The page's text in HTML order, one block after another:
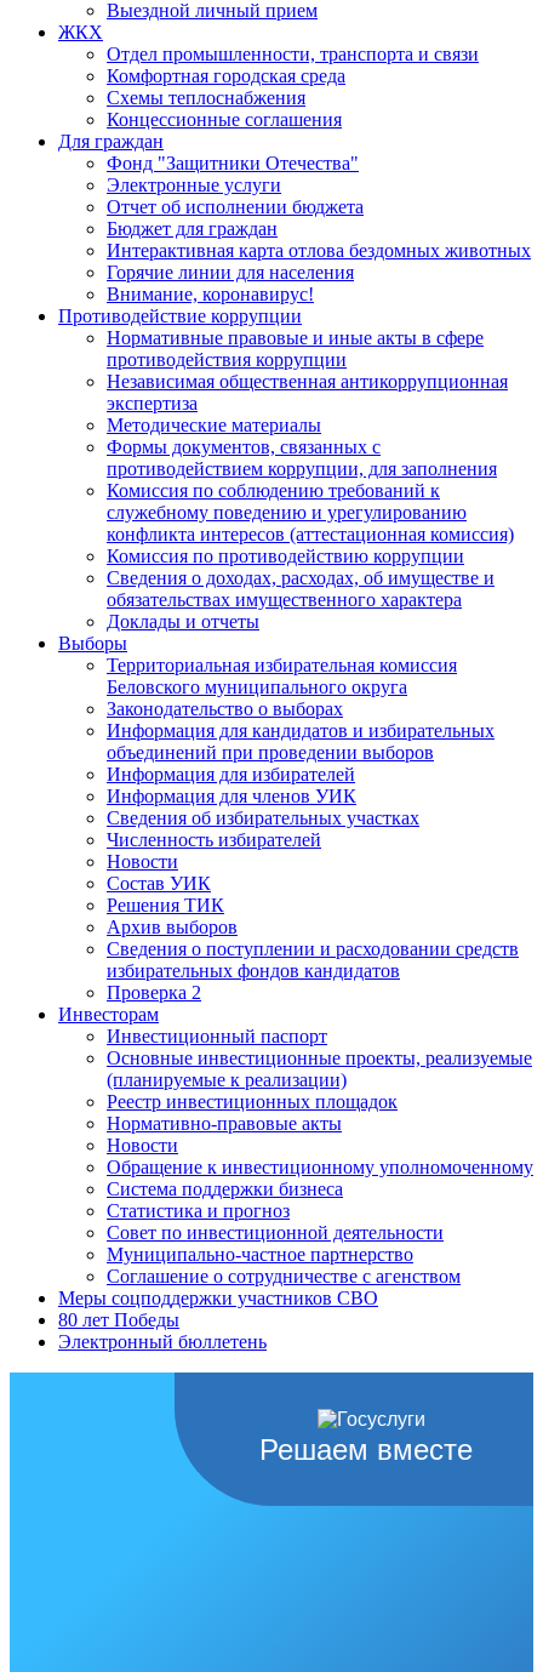
Выездной личный прием
ЖКХ
Отдел промышленности, транспорта и связи
Комфортная городская среда
Схемы теплоснабжения
Концессионные соглашения
Для граждан
Фонд "Защитники Отечества"
Электронные услуги
Отчет об исполнении бюджета
Бюджет для граждан
Интерактивная карта отлова бездомных животных
Горячие линии для населения
Внимание, коронавирус!
Противодействие коррупции
Нормативные правовые и иные акты в сфере
противодействия коррупции
Независимая общественная антикоррупционная
экспертиза
Методические материалы
Формы документов, связанных с
противодействием коррупции, для заполнения
Комиссия по соблюдению требований к
служебному поведению и урегулированию
конфликта интересов (аттестационная комиссия)
Комиссия по противодействию коррупции
Сведения о доходах, расходах, об имуществе и
обязательствах имущественного характера
Доклады и отчеты
Выборы
Территориальная избирательная комиссия
Беловского муниципального округа
Законодательство о выборах
Информация для кандидатов и избирательных
объединений при проведении выборов
Информация для избирателей
Информация для членов УИК
Сведения об избирательных участках
Численность избирателей
Новости
Состав УИК
Решения ТИК
Архив выборов
Сведения о поступлении и расходовании средств
избирательных фондов кандидатов
Проверка 2
Инвесторам
Инвестиционный паспорт
Основные инвестиционные проекты, реализуемые
(планируемые к реализации)
Реестр инвестиционных площадок
Нормативно-правовые акты
Новости
Обращение к инвестиционному уполномоченному
Система поддержки бизнеса
Статистика и прогноз
Совет по инвестиционной деятельности
Муниципально-частное партнерство
Соглашение о сотрудничестве с агенством
Меры соцподдержки участников СВО
80 лет Победы
Электронный бюллетень
Решаем вместе